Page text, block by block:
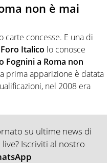
non è mai
carte concesse. E una di
Foro Italico lo conosce
Fognini a Roma non
prima apparizione è datata
nel 2008 era
su ultime news di
Iscriviti al nostro